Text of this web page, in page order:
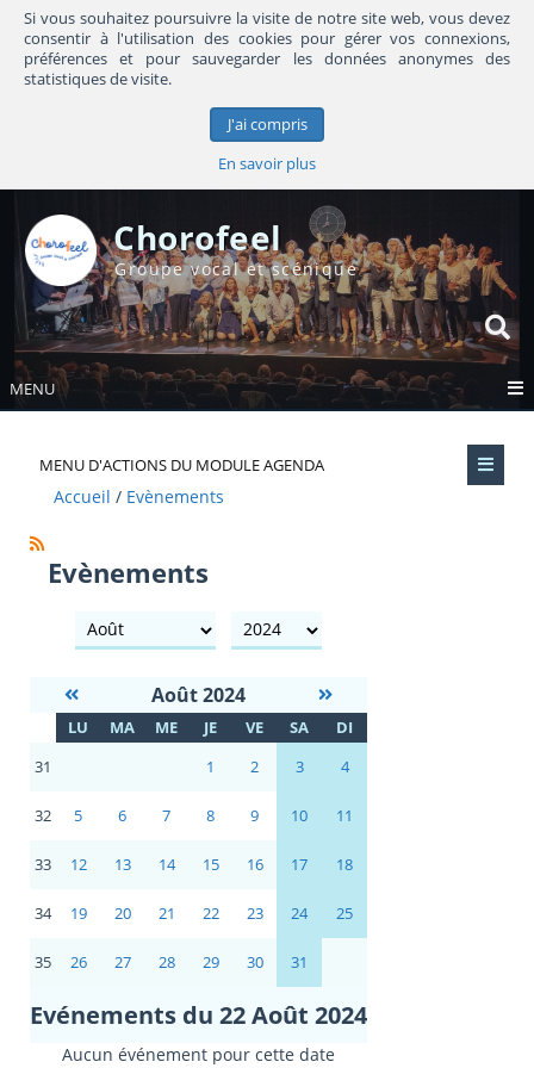
Si vous souhaitez poursuivre la visite de notre site web, vous devez
consentir à l'utilisation des cookies pour gérer vos connexions,
préférences et pour sauvegarder les données anonymes des
statistiques de visite.
J'ai compris
En savoir plus
Chorofeel
Groupe vocal et scénique
MENU
MENU D'ACTIONS DU MODULE AGENDA
Accueil Evènements
Evènements
mois année
Août 2024
LU MA ME JE VE SA
DI
31
1 2 3 4
32 5 6 7 8 9 10 11
33 12 13 14 15 16 17 18
34 19 20 21 22 23 24 25
35 26 27 28 29 30 31
Evénements du 22 Août 2024
Aucun événement pour cette date